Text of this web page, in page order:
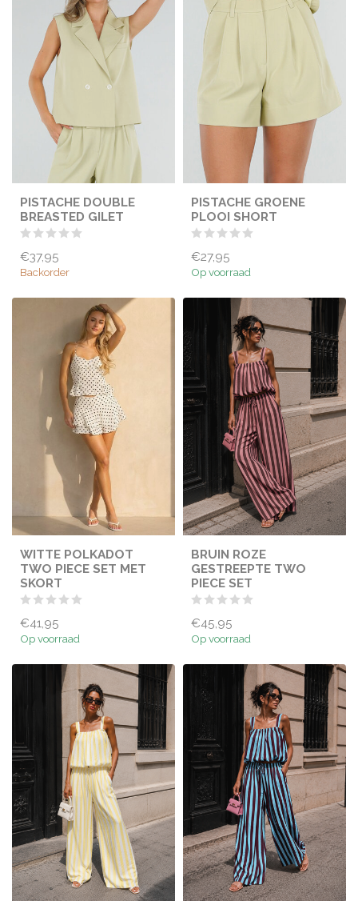
PISTACHE DOUBLE
BREASTED GILET
€37,95
Backorder
PISTACHE GROENE
PLOOI SHORT
€27,95
Op voorraad
WITTE POLKADOT
TWO PIECE SET MET
SKORT
€41,95
Op voorraad
BRUIN ROZE
GESTREEPTE TWO
PIECE SET
€45,95
Op voorraad